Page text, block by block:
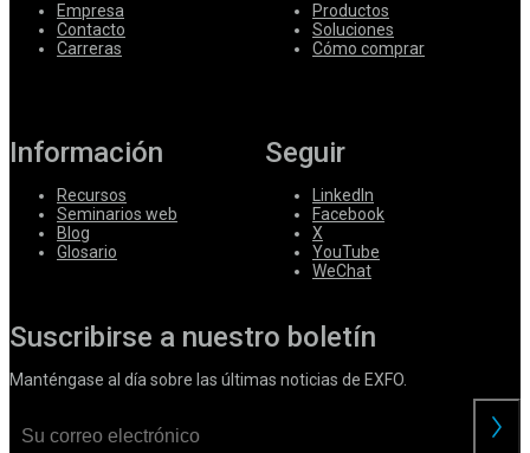
Empresa
Contacto
Carreras
Productos
Soluciones
Cómo comprar
Información
Recursos
Seminarios web
Blog
Glosario
Seguir
LinkedIn
Facebook
X
YouTube
WeChat
Suscribirse a nuestro boletín
Manténgase al día sobre las últimas noticias de EXFO.